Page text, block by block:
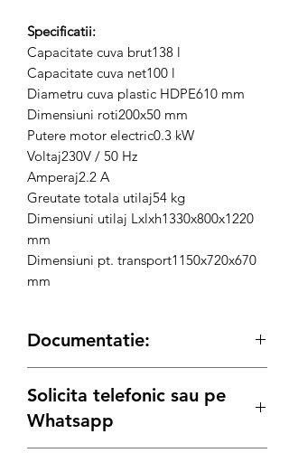
Specificatii:
Capacitate cuva brut138 l
Capacitate cuva net100 l
Diametru cuva plastic HDPE610 mm
Dimensiuni roti200x50 mm
Putere motor electric0.3 kW
Voltaj230V / 50 Hz
Amperaj2.2 A
Greutate totala utilaj54 kg
Dimensiuni utilaj Lxlxh1330x800x1220
mm
Dimensiuni pt. transport1150x720x670
mm
Documentatie:
Manual de utilizare
Certificat CE
Explozie piese de schimb
Solicita telefonic sau pe
Whatsapp